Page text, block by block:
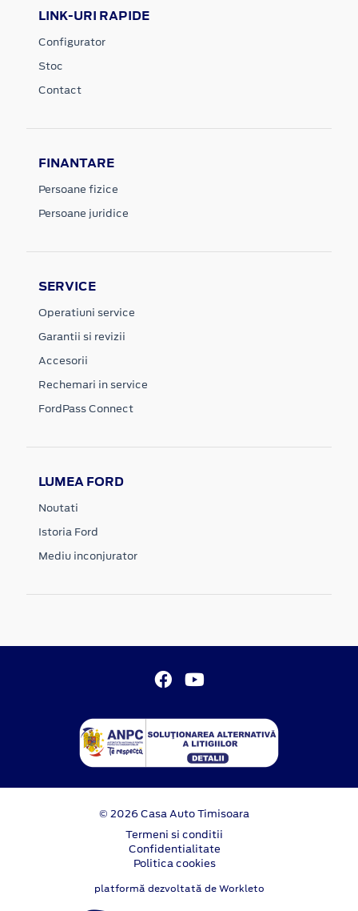
LINK-URI RAPIDE
Configurator
Stoc
Contact
FINANTARE
Persoane fizice
Persoane juridice
SERVICE
Operatiuni service
Garantii si revizii
Accesorii
Rechemari in service
FordPass Connect
LUMEA FORD
Noutati
Istoria Ford
Mediu inconjurator
© 2026 Casa Auto Timisoara
Termeni si conditii
Confidentialitate
Politica cookies
platformă dezvoltată de Workleto